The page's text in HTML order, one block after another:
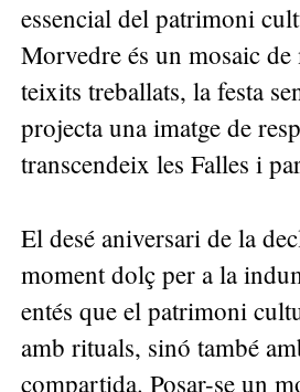
essencial del patrimoni
Morvedre és un mosaic
teixits treballats, la festa
projecta una imatge de
transcendeix les Falles i
El desé aniversari de la
moment dolç per a la
entés que el patrimoni
amb rituals, sinó també
compartida. Posar-se un